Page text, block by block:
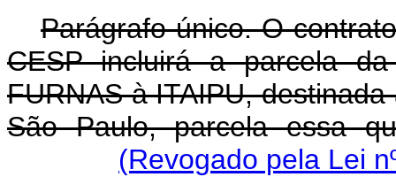
Parágrafo único. O
CESP incluirá a parcela
FURNAS à ITAIPU,
São Paulo, parcela essa
(Revogado pela Lei